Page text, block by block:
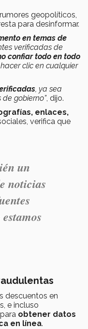
geopolíticos,
para desinformar.
en temas de
verificadas de
confiar todo en todo
clic en cualquier
, ya sea
gobierno”, dijo.
enlaces,
verifica que
un
noticias
descuentos en
e incluso
obtener datos
en línea.